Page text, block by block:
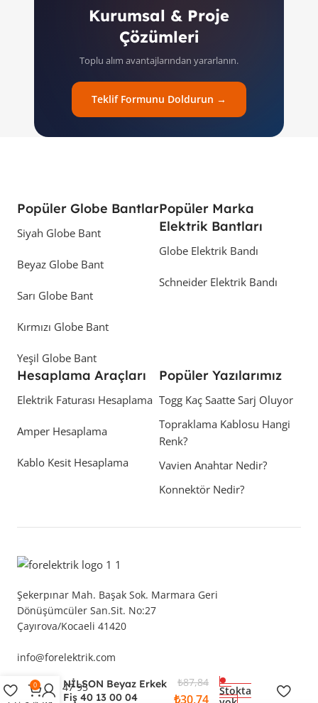
Kurumsal & Proje
Çözümleri
Toplu alım avantajlarından yararlanın.
Teklif Formunu Doldurun →
Popüler Globe Bantlar
Siyah Globe Bant
Beyaz Globe Bant
Sarı Globe Bant
Kırmızı Globe Bant
Yeşil Globe Bant
Popüler Marka
Elektrik Bantları
Globe Elektrik Bandı
Schneider Elektrik Bandı
Hesaplama Araçları
Elektrik Faturası Hesaplama
Amper Hesaplama
Kablo Kesit Hesaplama
Popüler Yazılarımız
Togg Kaç Saatte Sarj Oluyor
Topraklama Kablosu Hangi
Renk?
Vavien Anahtar Nedir?
Konnektör Nedir?
Şekerpınar Mah. Başak Sok. Marmara Geri
Dönüşümcüler San.Sit. No:27
Çayırova/Kocaeli 41420
info@forelektrik.com
0850 305 47 95NİLSON Beyaz Erkek
Fiş 40 13 00 04
₺87,84
₺30,74
Stokta
0